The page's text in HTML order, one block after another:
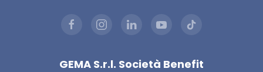
GEMA S.r.l. Società Benefit